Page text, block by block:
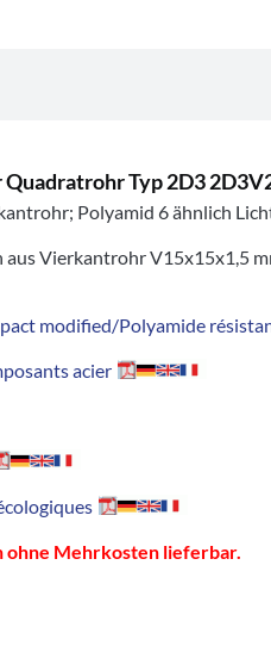
Typ 2D3
Polyamid 6 ähnlich
Vierkantrohr V15x15x1,5
modified/Polyamide
acier
ohne Mehrkosten lieferbar.